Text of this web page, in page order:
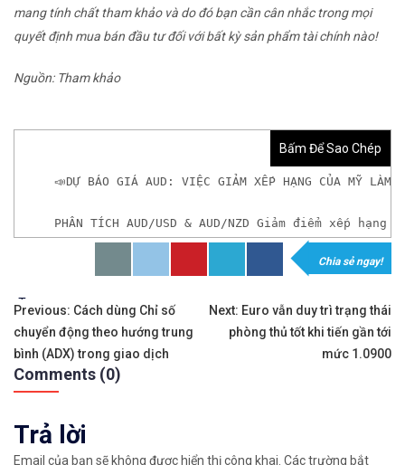
mang tính chất tham khảo và do đó bạn cần cân nhắc trong mọi
quyết định mua bán đầu tư đối với bất kỳ sản phẩm tài chính nào!
Nguồn: Tham khảo
Bấm Để Sao Chép
📣DỰ BÁO GIÁ AUD: VIỆC GIẢM XẾP HẠNG CỦA MỸ LÀM
PHÂN TÍCH AUD/USD & AUD/NZD Giảm điểm
𝘟𝘦𝘮 𝘤𝘩𝘪 𝘵𝘪ế𝘵: https://chungkhoanforex.com/du-
✨🏆𝐗𝐨á 𝐛ỏ 𝐥𝐨 𝐥ắ𝐧𝐠 𝐤𝐡𝐢 𝐭𝐡𝐚𝐦 𝐠𝐢𝐚 𝐭𝐡ị 𝐭𝐫ườ𝐧𝐠 𝐭à𝐢 𝐜𝐡í𝐧𝐡
✅𝘔ở 𝘵à𝘪 𝘬𝘩𝘰ả𝘯 𝘵𝘳ê𝘯 𝘴à𝘯 𝘌𝘹𝘯𝘦𝘴𝘴 𝘜𝘺 𝘛í𝘯 𝘷à 𝘱𝘩ù
✅𝘔ở 𝘵à𝘪 𝘬𝘩𝘰ả𝘯 𝘵𝘳ê𝘯 𝘴à𝘯 𝘐𝘊𝘔𝘢𝘳𝘬𝘦𝘵𝘴 𝘯ổ𝘪 𝘵𝘪ế𝘯𝘨
✅𝘔ở 𝘵à𝘪 𝘬𝘩𝘰ả𝘯 𝘵𝘳ê𝘯 𝘴à𝘯 𝘉𝘪𝘯𝘢𝘯𝘤𝘦 𝘯ổ𝘪 𝘵𝘪ế𝘯𝘨 𝘯𝘩ấ𝘵
Chia sẻ ngay!
Tags:
Điều
hướng
bài
viết
Previous: Cách dùng Chỉ số
chuyển động theo hướng trung
bình (ADX) trong giao dịch
Next: Euro vẫn duy trì trạng thái
phòng thủ tốt khi tiến gần tới
mức 1.0900
Comments (0)
Trả lời
Email của bạn sẽ không được hiển thị công khai. Các trường bắt